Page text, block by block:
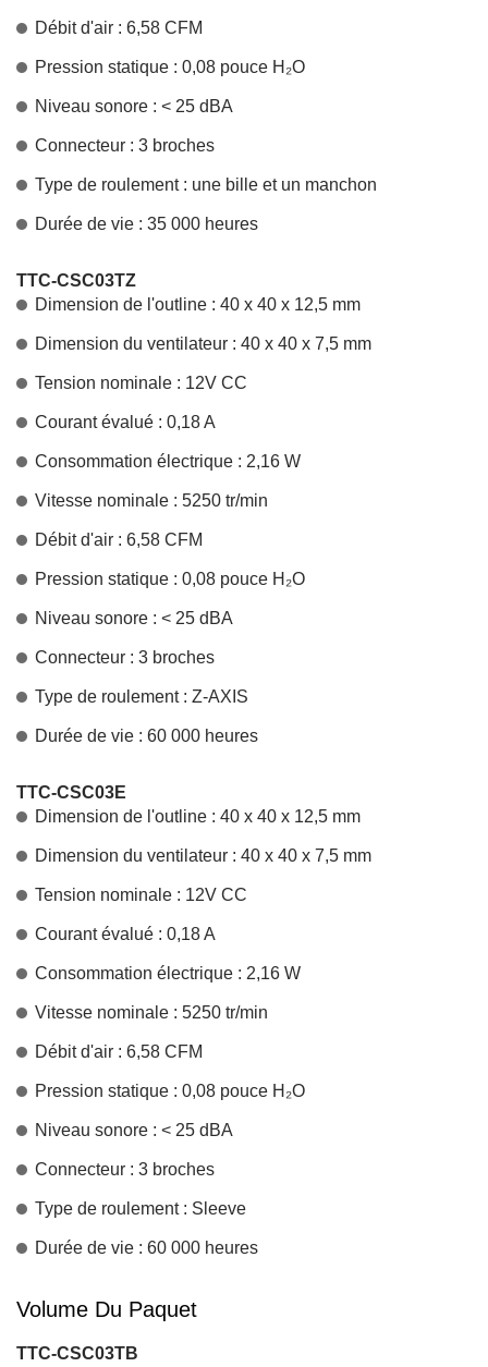
Débit d'air : 6,58 CFM
Pression statique : 0,08 pouce H₂O
Niveau sonore : < 25 dBA
Connecteur : 3 broches
Type de roulement : une bille et un manchon
Durée de vie : 35 000 heures
TTC-CSC03TZ
Dimension de l'outline : 40 x 40 x 12,5 mm
Dimension du ventilateur : 40 x 40 x 7,5 mm
Tension nominale : 12V CC
Courant évalué : 0,18 A
Consommation électrique : 2,16 W
Vitesse nominale : 5250 tr/min
Débit d'air : 6,58 CFM
Pression statique : 0,08 pouce H₂O
Niveau sonore : < 25 dBA
Connecteur : 3 broches
Type de roulement : Z-AXIS
Durée de vie : 60 000 heures
TTC-CSC03E
Dimension de l'outline : 40 x 40 x 12,5 mm
Dimension du ventilateur : 40 x 40 x 7,5 mm
Tension nominale : 12V CC
Courant évalué : 0,18 A
Consommation électrique : 2,16 W
Vitesse nominale : 5250 tr/min
Débit d'air : 6,58 CFM
Pression statique : 0,08 pouce H₂O
Niveau sonore : < 25 dBA
Connecteur : 3 broches
Type de roulement : Sleeve
Durée de vie : 60 000 heures
Volume Du Paquet
TTC-CSC03TB